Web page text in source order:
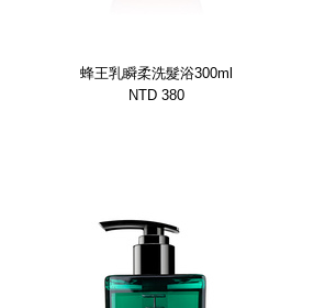
蜂王乳瞬柔洗髮浴300ml
NTD 380